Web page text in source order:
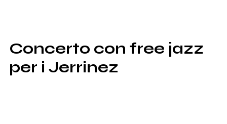
SHOP
RADIO
Concerto con free jazz
per i Jerrinez